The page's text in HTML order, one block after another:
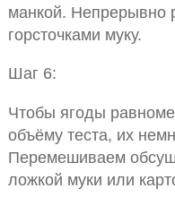
манкой. Непрерывно
горсточками муку.
Шаг 6:
Чтобы ягоды
объёму теста, их
Перемешиваем
ложкой муки или